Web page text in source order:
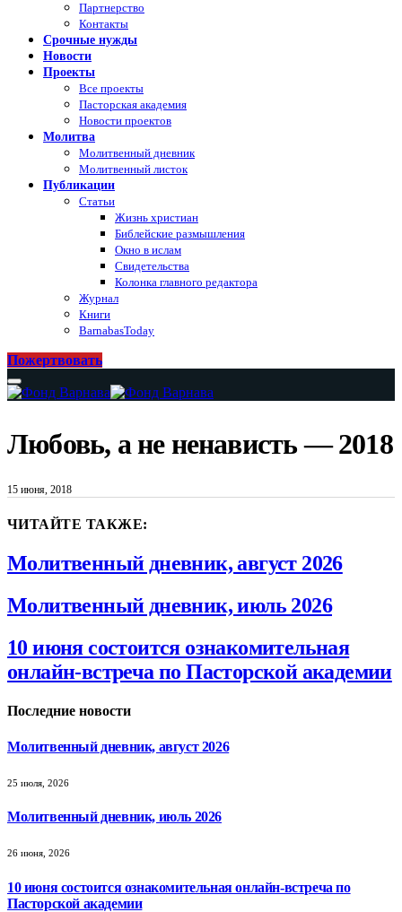
Партнерство
Контакты
Срочные нужды
Новости
Проекты
Все проекты
Пасторская академия
Новости проектов
Молитва
Молитвенный дневник
Молитвенный листок
Публикации
Статьи
Жизнь христиан
Библейские размышления
Окно в ислам
Свидетельства
Колонка главного редактора
Журнал
Книги
BarnabasToday
Пожертвовать
Любовь, а не ненависть — 2018
15 июня, 2018
ЧИТАЙТЕ ТАКЖЕ:
Молитвенный дневник, август 2026
Молитвенный дневник, июль 2026
10 июня состоится ознакомительная
онлайн-встреча по Пасторской академии
Последние новости
Молитвенный дневник, август 2026
25 июля, 2026
Молитвенный дневник, июль 2026
26 июня, 2026
10 июня состоится ознакомительная онлайн-встреча по
Пасторской академии